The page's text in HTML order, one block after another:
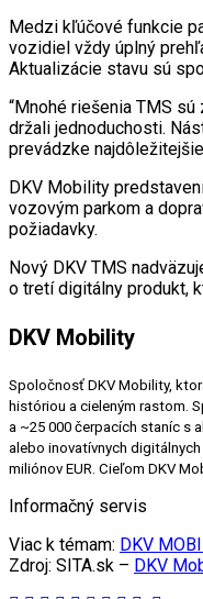
Medzi kľúčové funkcie
vozidiel vždy úplný
Aktualizácie stavu sú
“Mnohé riešenia TMS
držali jednoduchosti.
prevádzke
DKV Mobility
vozovým parkom a
požiadavky.
Nový DKV TMS
o tretí digitálny produkt,
DKV Mobility
Spoločnosť DKV Mobility,
históriou a cieleným rastom.
a ~25 000 čerpacích staníc s
alebo inovatívnych
miliónov EUR. Cieľom DKV
Informačný servis
Viac k témam: DKV
Zdroj: SITA.sk – DKV